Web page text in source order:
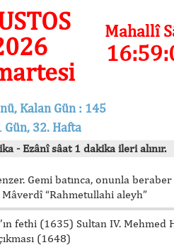
Mahallî
Kalan Gün : 145
Gün, 32. Hafta
- Ezânî sâat 1 dakika ileri alınır.
Gemi batınca, onunla
“Rahmetullahi aleyh”
fethi (1635) Sultan IV. Mehmed
(1648)